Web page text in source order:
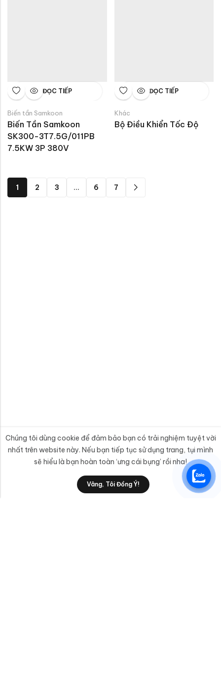
ĐỌC TIẾP
Biến tần Samkoon
Biến Tần Samkoon
SK300-3T7.5G/011PB
7.5KW 3P 380V
ĐỌC TIẾP
Khác
Bộ Điều Khiển Tốc Độ
1 2 3 … 6 7
Category Filters Wishlist Cart
Chúng tôi dùng cookie để đảm bảo bạn có trải nghiệm tuyệt vời
nhất trên website này. Nếu bạn tiếp tục sử dụng trang, tụi mình
sẽ hiểu là bạn hoàn toàn ‘ưng cái bụng’ rồi nha!
Vâng, Tôi Đồng Ý!